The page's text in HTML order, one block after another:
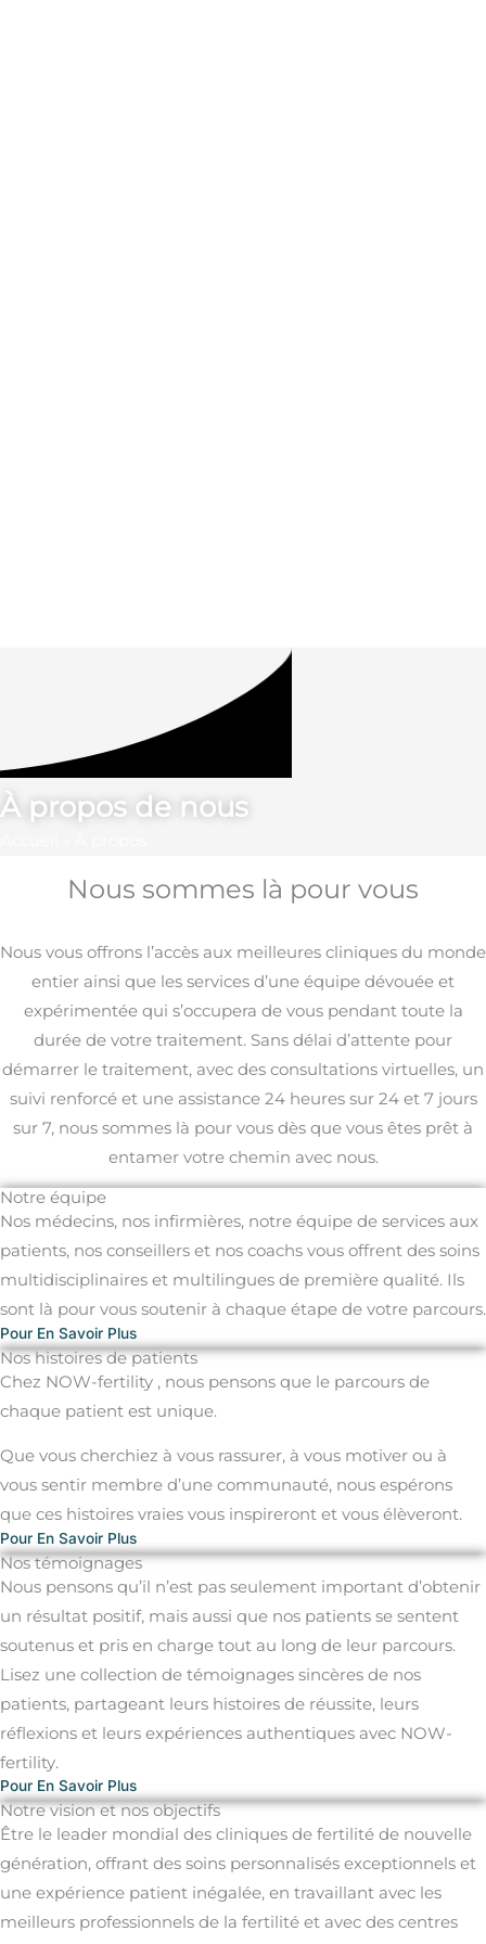
À propos de nous
Nous sommes là pour vous
Nous vous offrons l’accès aux meilleures cliniques du monde
entier ainsi que les services d’une équipe dévouée et
expérimentée qui s’occupera de vous pendant toute la
durée de votre traitement. Sans délai d’attente pour
démarrer le traitement, avec des consultations virtuelles, un
suivi renforcé et une assistance 24 heures sur 24 et 7 jours
sur 7, nous sommes là pour vous dès que vous êtes prêt à
entamer votre chemin avec nous.
Notre équipe
Nos médecins, nos infirmières, notre équipe de services aux
patients, nos conseillers et nos coachs vous offrent des soins
multidisciplinaires et multilingues de première qualité. Ils
sont là pour vous soutenir à chaque étape de votre parcours.
Pour En Savoir Plus
Nos histoires de patients
Chez NOW-fertility , nous pensons que le parcours de
chaque patient est unique.
Que vous cherchiez à vous rassurer, à vous motiver ou à
vous sentir membre d’une communauté, nous espérons
que ces histoires vraies vous inspireront et vous élèveront.
Pour En Savoir Plus
Nos témoignages
Nous pensons qu’il n’est pas seulement important d’obtenir
un résultat positif, mais aussi que nos patients se sentent
soutenus et pris en charge tout au long de leur parcours.
Lisez une collection de témoignages sincères de nos
patients, partageant leurs histoires de réussite, leurs
réflexions et leurs expériences authentiques avec NOW-
fertility.
Pour En Savoir Plus
Notre vision et nos objectifs
Être le leader mondial des cliniques de fertilité de nouvelle
génération, offrant des soins personnalisés exceptionnels et
une expérience patient inégalée, en travaillant avec les
meilleurs professionnels de la fertilité et avec des centres